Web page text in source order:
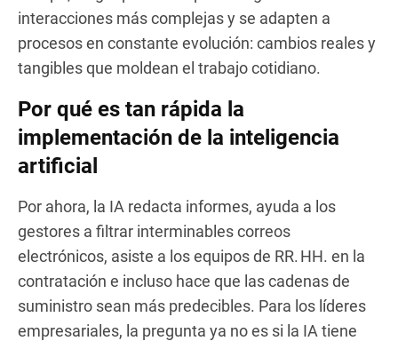
interacciones más complejas y se adapten a
procesos en constante evolución: cambios reales y
tangibles que moldean el trabajo cotidiano.
Por qué es tan rápida la
implementación de la inteligencia
artificial
Por ahora, la IA redacta informes, ayuda a los
gestores a filtrar interminables correos
electrónicos, asiste a los equipos de RR. HH. en la
contratación e incluso hace que las cadenas de
suministro sean más predecibles. Para los líderes
empresariales, la pregunta ya no es si la IA tiene